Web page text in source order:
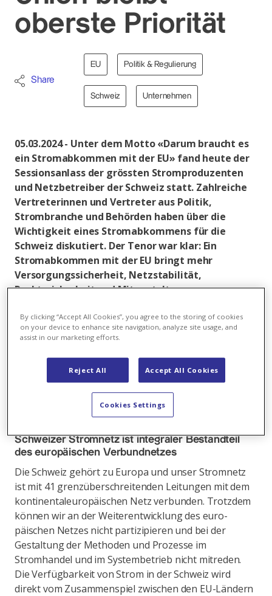
oberste Priorität
Share
EU Politik & Regulierung
Schweiz Unternehmen
05.03.2024 - Unter dem Motto «Darum braucht es
ein Stromabkommen mit der EU» fand heute der
Ses­sionsanlass der grössten Stromproduzenten
und Netzbetreiber der Schweiz statt. Zahlreiche
Vertreterinnen und Vertreter aus Politik,
Strombranche und Behörden haben über die
Wichtigkeit eines Stromabkommens für die
Schweiz diskutiert. Der Tenor war klar: Ein
Stromabkommen mit der EU bringt mehr
Versorgungssicherheit, Netzstabilität,
Rechtssicherheit und Mitgestaltungs­
Der Schweizer Chefunterhändler Patric
Franzeninformierte über den aktuellen Stand und
seine Erwar­tungen an die Verhandlungen mit der EU.
Die CEOs der Schweizer Stromproduzenten und
Netzbetreiber AET, Axpo, BKW, ewz, Repower und
Swissgrid zeigten auf, wieso aus ihrer Sicht ein
Stromabkommen mit der EU zwingend nötig ist.
Schweizer Stromnetz ist integraler Bestandteil
des europäischen Verbundnetzes
Die Schweiz gehört zu Europa und unser Stromnetz
ist mit 41 grenzüberschreitenden Leitungen mit dem
kontinentaleuropäischen Netz verbunden. Trotzdem
können wir an der Weiterentwicklung des euro­
päischen Netzes nicht partizipieren und bei der
Gestaltung der Methoden und Prozesse im
Stromhandel und im Systembetrieb nicht mitreden.
Die Verfügbarkeit von Strom in der Schweiz wird
direkt vom Zusammenspiel zwischen den EU-Ländern
By clicking “Accept All Cookies”, you agree to the storing of cookies
on your device to enhance site navigation, analyze site usage, and
assist in our marketing efforts.
Reject All Accept All Cookies
Cookies Settings